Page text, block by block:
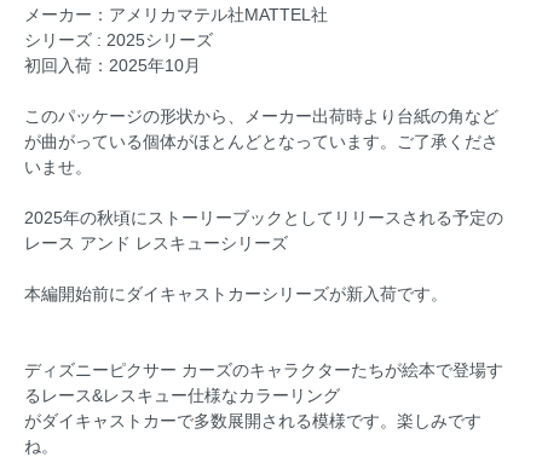
メーカー：アメリカマテル社MATTEL社
シリーズ : 2025シリーズ
初回入荷：2025年10月
このパッケージの形状から、メーカー出荷時より台紙の角など
が曲がっている個体がほとんどとなっています。ご了承くださ
いませ。
2025年の秋頃にストーリーブックとしてリリースされる予定の
レース アンド レスキューシリーズ
本編開始前にダイキャストカーシリーズが新入荷です。
ディズニーピクサー カーズのキャラクターたちが絵本で登場す
るレース&レスキュー仕様なカラーリング
がダイキャストカーで多数展開される模様です。楽しみです
ね。